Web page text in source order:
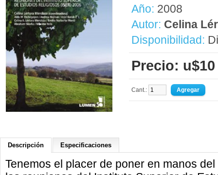
Año: 2008
Autor: Celina
Disponibilidad:
Precio: u$10
Cant.:
Descripción Especificaciones
Tenemos el placer de poner en manos